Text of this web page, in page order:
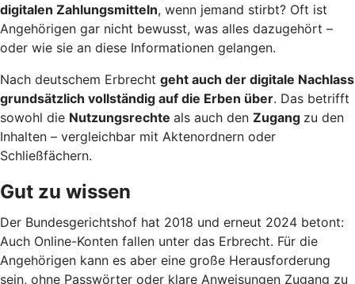
digitalen Zahlungsmitteln, wenn jemand stirbt? Oft ist
Angehörigen gar nicht bewusst, was alles dazugehört –
oder wie sie an diese Informationen gelangen.
Nach deutschem Erbrecht geht auch der digitale Nachlass
grundsätzlich vollständig auf die Erben über. Das betrifft
sowohl die Nutzungsrechte als auch den Zugang zu den
Inhalten – vergleichbar mit Aktenordnern oder
Schließfächern.
Gut zu wissen
Der Bundesgerichtshof hat 2018 und erneut 2024 betont:
Auch Online-Konten fallen unter das Erbrecht. Für die
Angehörigen kann es aber eine große Herausforderung
sein, ohne Passwörter oder klare Anweisungen Zugang zu